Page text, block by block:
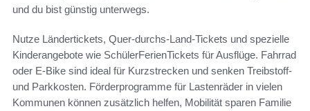
und du bist günstig unterwegs.
Nutze Ländertickets, Quer-durchs-Land-Tickets und spezielle
Kinderangebote wie SchülerFerienTickets für Ausflüge. Fahrrad
oder E-Bike sind ideal für Kurzstrecken und senken Treibstoff-
und Parkkosten. Förderprogramme für Lastenräder in vielen
Kommunen können zusätzlich helfen, Mobilität sparen Familie